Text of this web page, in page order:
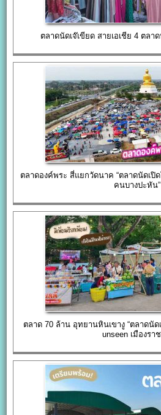
ตลาดนัดเจ๊เขียด สายเอเชีย 4 ตล
ตลาดองค์พระ สี่แยกวัดนาค “ตลาดนัดเ
คนบางปะหัน”
ตลาด 70 ล้าน อุทยานหินเขางู “ตลาดนั
unseen เมืองรา